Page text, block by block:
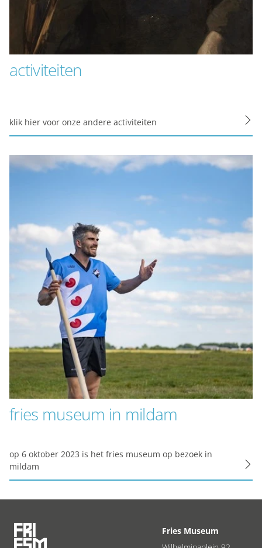
activiteiten
klik hier voor onze andere activiteiten
fries museum in mildam
op 6 oktober 2023 is het fries museum op bezoek in
mildam
Fries Museum